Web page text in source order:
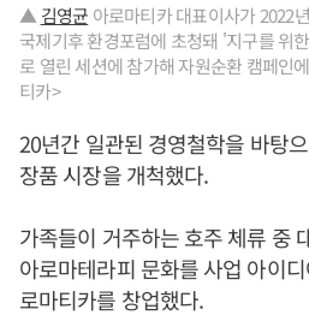
▲ 김영균 아로마티카 대표이사가 2022
국제기후 환경포럼에 초청돼 '지구를 위
로 열린 세션에 참가해 자원순환 캠페인
티카>
20년간 일관된 경영철학을 바탕
장품 시장을 개척했다.
가족들이 거주하는 호주 체류 중
아로마테라피 문화를 사업 아이
로마티카를 창업했다.